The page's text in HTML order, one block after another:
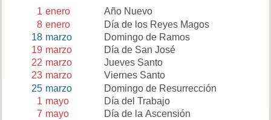
1 enero
Año Nuevo
8 enero
Día de los Reyes Magos
18 marzo
Domingo de Ramos
19 marzo
Día de San José
22 marzo
Jueves Santo
23 marzo
Viernes Santo
25 marzo
Domingo de Resurrección
1 mayo
Día del Trabajo
7 mayo
Día de la Ascensión